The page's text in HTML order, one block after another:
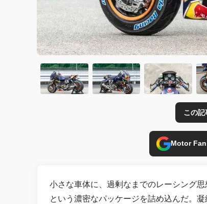
この記
Motor Fan
小さな車体に、過剰なまでのレーシング
という濃密なパッケージを詰め込んだ。